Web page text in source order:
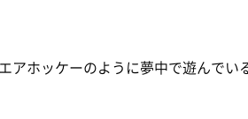
アホッケーのように夢中で遊んでい